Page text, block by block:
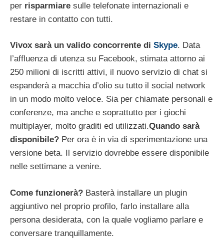
per risparmiare sulle telefonate internazionali e
restare in contatto con tutti.
Vivox sarà un valido concorrente di Skype. Data
l’affluenza di utenza su Facebook, stimata attorno ai
250 milioni di iscritti attivi, il nuovo servizio di chat si
espanderà a macchia d’olio su tutto il social network
in un modo molto veloce. Sia per chiamate personali e
conferenze, ma anche e soprattutto per i giochi
multiplayer, molto graditi ed utilizzati.Quando sarà
disponibile? Per ora è in via di sperimentazione una
versione beta. Il servizio dovrebbe essere disponibile
nelle settimane a venire.
Come funzionerà? Basterà installare un plugin
aggiuntivo nel proprio profilo, farlo installare alla
persona desiderata, con la quale vogliamo parlare e
conversare tranquillamente.